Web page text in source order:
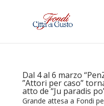
Dal 4 al 6 marzo
”Attori per caso”
atto de “Ju paradis
Grande attesa a Fondi